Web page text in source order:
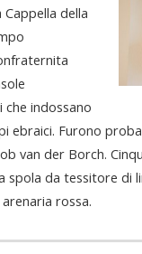
della
indossano
ebraici. Furono
van der Borch.
spola da tessitore di
rossa.